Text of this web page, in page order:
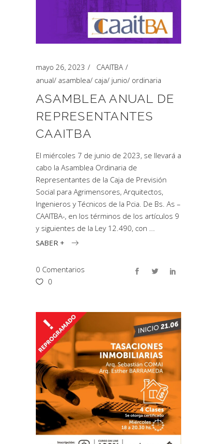
mayo 26, 2023
CAAITBA
anual/ asamblea/ caja/ junio/ ordinaria
ASAMBLEA ANUAL DE
REPRESENTANTES
CAAITBA
El miércoles 7 de junio de 2023, se llevará a
cabo la Asamblea Ordinaria de
Representantes de la Caja de Previsión
Social para Agrimensores, Arquitectos,
Ingenieros y Técnicos de la Pcia. De Bs. As –
CAAITBA-, en los términos de los artículos 9
y siguientes de la Ley 12.490, con
SABER +
0 Comentarios
0